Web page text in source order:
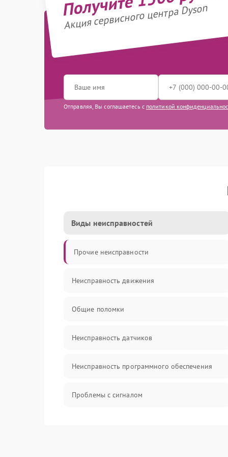
Акция сервисного центра Dyson
Отправляя, Вы соглашаетесь с политикой
Виды неисправностей
Прочие неисправности
Неисправность движения
Общие поломки
Неисправность датчиков
Неисправность программного обеспечения
Проблемы с сигналом